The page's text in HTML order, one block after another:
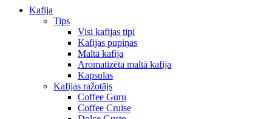
Kafija
Tips
Visi kafijas tipi
Kafijas pupiņas
Maltā kafija
Aromatizēta maltā kafija
Kapsulas
Kafijas ražotājs
Coffee Guru
Coffee Cruise